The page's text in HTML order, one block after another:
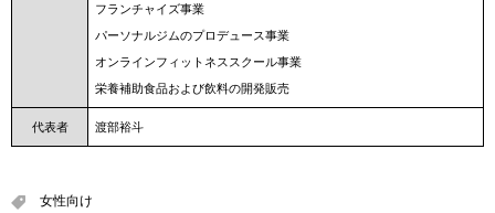
フランチャイズ事業
パーソナルジムのプロデュース事業
オンラインフィットネススクール事業
栄養補助食品および飲料の開発販売
代表者 渡部裕斗
女性向け